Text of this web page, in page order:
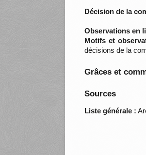
Décision de la
Observations en
Motifs et
décisions de la
Grâces et
Sources
Liste générale :